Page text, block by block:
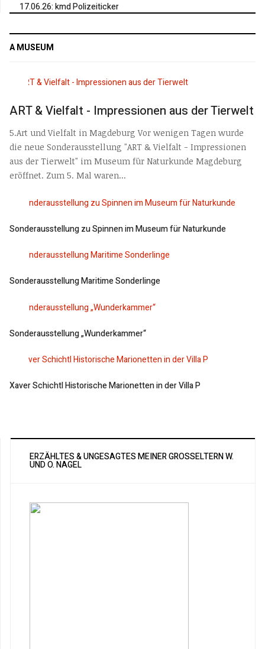
17.06.26: kmd Polizeiticker
A MUSEUM
ART & Vielfalt - Impressionen aus der Tierwelt
5.Art und Vielfalt in Magdeburg Vor wenigen Tagen wurde
die neue Sonderausstellung "ART & Vielfalt - Impressionen
aus der Tierwelt" im Museum für Naturkunde Magdeburg
eröffnet. Zum 5. Mal waren...
Sonderausstellung zu Spinnen im Museum für Naturkunde
Sonderausstellung Maritime Sonderlinge
Sonderausstellung „Wunderkammer“
Xaver Schichtl Historische Marionetten in der Villa P
ERZÄHLTES & UNGESAGTES MEINER GROSSELTERN W. U
ND O. NAGEL